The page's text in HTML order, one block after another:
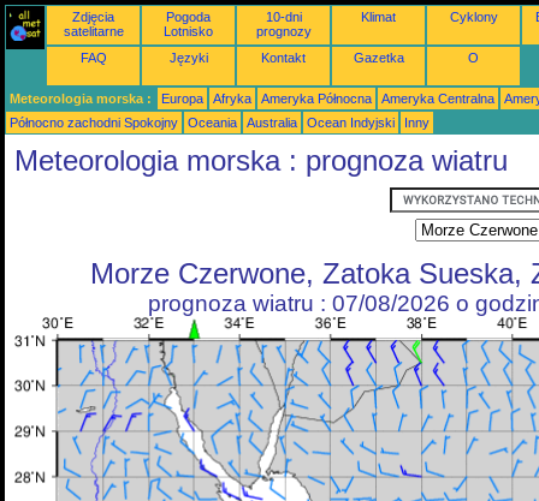
Zdjęcia
satelitarne
Pogoda
Lotnisko
10-dni
prognozy
Klimat Cyklony
FAQ Języki Kontakt Gazetka O
Meteorologia morska : Europa Afryka Ameryka Północna Ameryka Centralna
Północno zachodni Spokojny
Oceania Australia Ocean Indyjski Inny
Meteorologia morska : prognoza wiatru
Morze Czerwone, Zatoka Sueska,
prognoza wiatru : 07/08/2026 o